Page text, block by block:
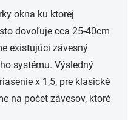
okna ku ktorej
dovoľuje cca 25-40cm
existujúci závesný
systému. Výsledný
x 1,5, pre klasické
na počet závesov, ktoré